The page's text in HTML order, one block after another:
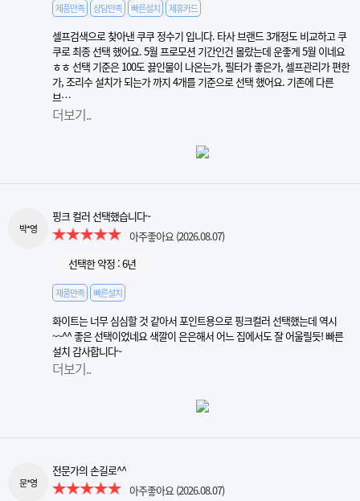
제품만족 상담만족 빠른설치 제휴카드
셀프검색으로 찾아낸 쿠쿠 정수기 입니다. 타사 브랜드 3개정도 비교하고 쿠
쿠로 최종 선택 했어요. 5월 프로모션 기간인건 몰랐는데 운좋게 5월 이네요
ㅎㅎ 선택 기준은 100도 끓인물이 나온는가, 필터가 좋은가, 셀프관리가 편한
가, 조리수 설치가 되는가 까지 4개를 기준으로 선택 했어요. 기존에 다른
브…
더보기..
박*영
핑크 컬러 선택했습니다~
아주좋아요(2026.08.07)
선택한 약정 : 6년
제품만족 빠른설치
화이트는 너무 심심할 것 같아서 포인트용으로 핑크컬러 선택했는데 역시
~~^^ 좋은 선택이었네요 색깔이 은은해서 어느 집에서도 잘 어울릴듯! 빠른
설치 감사합니다~
더보기..
문*영
전문가의 손길로^^
아주좋아요(2026.08.07)